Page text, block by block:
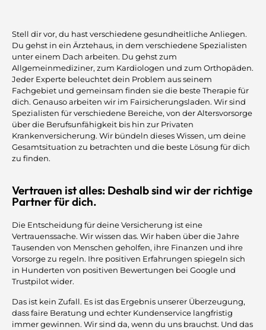
Stell dir vor, du hast verschiedene gesundheitliche Anliegen.
Du gehst in ein Ärztehaus, in dem verschiedene Spezialisten
unter einem Dach arbeiten. Du gehst zum
Allgemeinmediziner, zum Kardiologen und zum Orthopäden.
Jeder Experte beleuchtet dein Problem aus seinem
Fachgebiet und gemeinsam finden sie die beste Therapie für
dich. Genauso arbeiten wir im Fairsicherungsladen. Wir sind
Spezialisten für verschiedene Bereiche, von der Altersvorsorge
über die Berufsunfähigkeit bis hin zur Privaten
Krankenversicherung. Wir bündeln dieses Wissen, um deine
Gesamtsituation zu betrachten und die beste Lösung für dich
zu finden.
Vertrauen ist alles: Deshalb sind wir der richtige
Partner für dich.
Die Entscheidung für deine Versicherung ist eine
Vertrauenssache. Wir wissen das. Wir haben über die Jahre
Tausenden von Menschen geholfen, ihre Finanzen und ihre
Vorsorge zu regeln. Ihre positiven Erfahrungen spiegeln sich
in Hunderten von positiven Bewertungen bei Google und
Trustpilot wider.
Das ist kein Zufall. Es ist das Ergebnis unserer Überzeugung,
dass faire Beratung und echter Kundenservice langfristig
immer gewinnen. Wir sind da, wenn du uns brauchst. Und das